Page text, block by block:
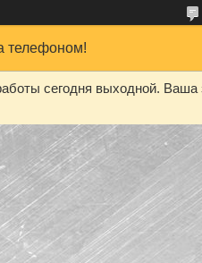
телефоном!
сегодня выходной.